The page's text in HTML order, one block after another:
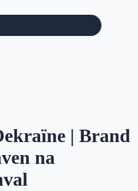
| Brand
na